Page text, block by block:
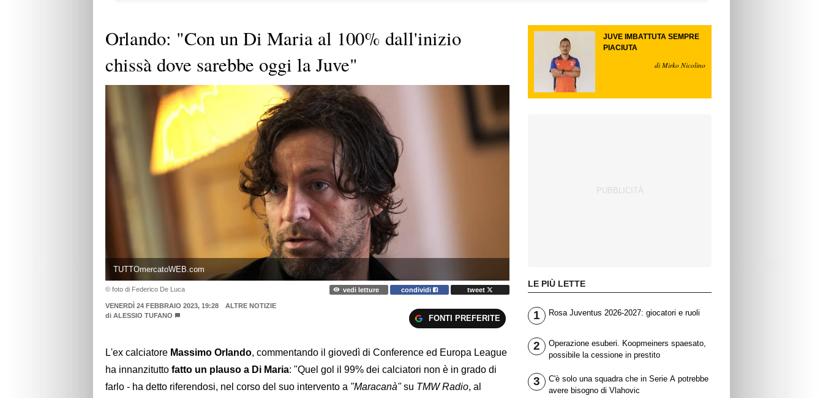
Orlando: "Con un Di Maria al 100% dall'inizio
chissà dove sarebbe oggi la Juve"
TUTTOmercatoWEB.com
© foto di Federico De Luca vedi letture condividi tweet
VENERDÌ 24 FEBBRAIO 2023, 19:28
ALTRE NOTIZIE
di ALESSIO TUFANO FONTI PREFERITE
L'ex calciatore Massimo Orlando, commentando il giovedì di Conference ed Europa League
ha innanzitutto fatto un plauso a Di Maria: "Quel gol il 99% dei calciatori non è in grado di
farlo - ha detto riferendosi, nel corso del suo intervento a "Maracanà"su TMW Radio, al
JUVE IMBATTUTA SEMPRE
PIACIUTA
di Mirko Nicolino
LE PIÙ LETTE
1 Rosa Juventus 2026-2027: giocatori e ruoli
2
Operazione esuberi. Koopmeiners spaesato,
possibile la cessione in prestito
3
C'è solo una squadra che in Serie A potrebbe
avere bisogno di Vlahovic